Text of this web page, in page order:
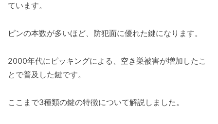
ています。
ピンの本数が多いほど、防犯面に優れた鍵になります。
2000年代にピッキングによる、空き巣被害が増加したこ
とで普及した鍵です。
ここまで3種類の鍵の特徴について解説しました。